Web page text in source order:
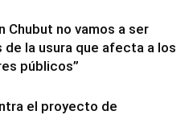
Chubut no vamos a ser
la usura que afecta a los
públicos”
el proyecto de